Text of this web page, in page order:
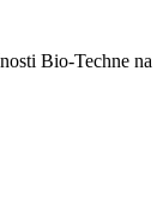
Bio-Techne na